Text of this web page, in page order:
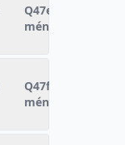
Q47e - âge de la
ménage
Q47f - sexe de la
ménage